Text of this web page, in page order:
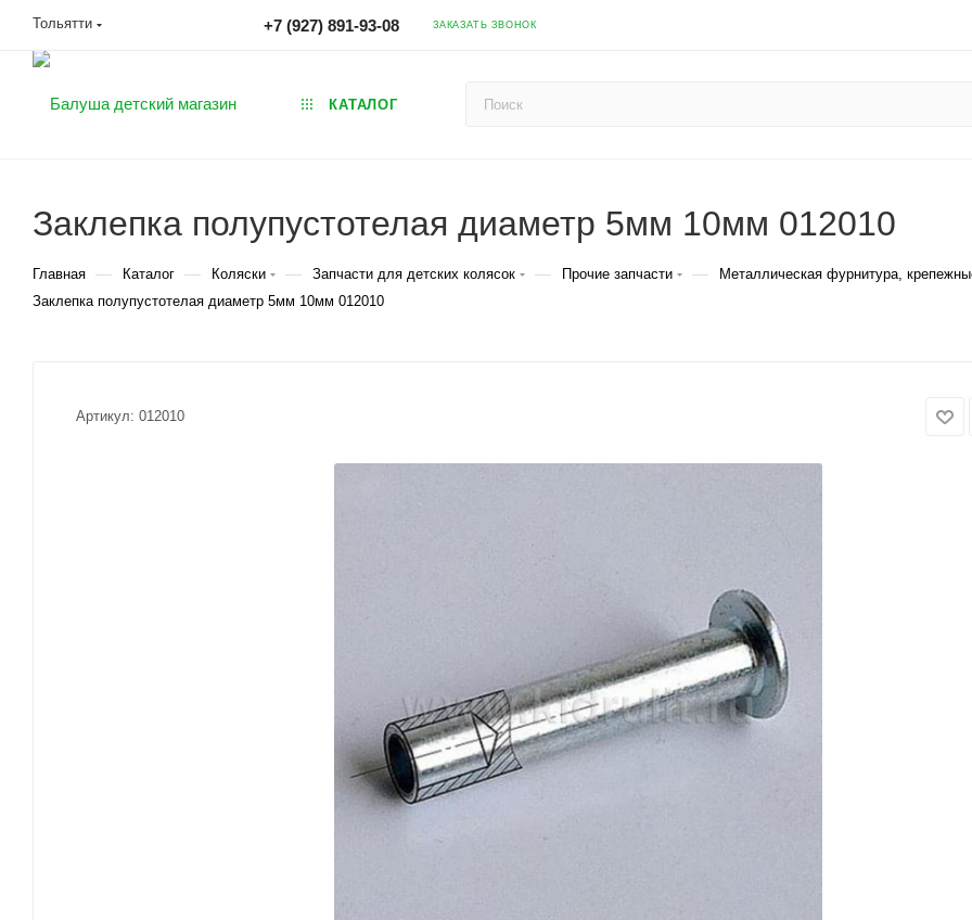
Тольятти +7 (927) 891-93-08 ЗАКАЗАТЬ ЗВОНОК
КАТАЛОГ
Заклепка полупустотелая диаметр 5мм 10мм 012010
Главная — Каталог — Коляски — Запчасти для детских колясок — Прочие запчасти — Металлическая фурнитура,
Заклепка полупустотелая диаметр 5мм 10мм 012010
Артикул: 012010